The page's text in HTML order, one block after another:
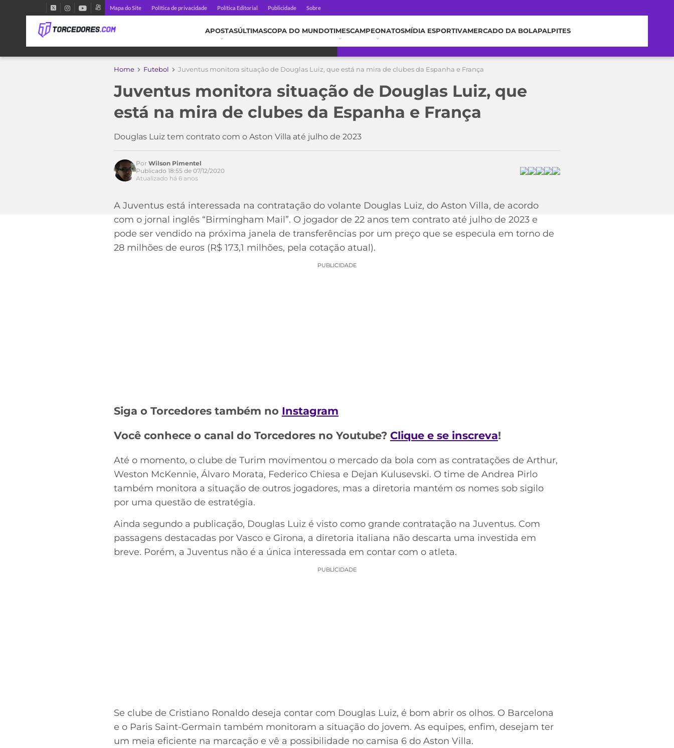
Mapa do Site Política de privacidade Política Editorial Publicidade Sobre
APOSTASÚLTIMASCOPA DO MUNDOTIMESCAMPEONATOSMÍDIA ESPORTIVAMERCADO DA BOLAPALPITES
Home Futebol Juventus monitora situação de Douglas Luiz, que está na mira de clubes da Espanha e França
Juventus monitora situação de Douglas Luiz, que
está na mira de clubes da Espanha e França
Douglas Luiz tem contrato com o Aston Villa até julho de 2023
Acesse o perfil do autor
Por Wilson Pimentel
Publicado 18:55 de 07/12/2020
Atualizado há 6 anos
A Juventus está interessada na contratação do volante Douglas Luiz, do Aston Villa, de acordo
com o jornal inglês “Birmingham Mail”. O jogador de 22 anos tem contrato até julho de 2023 e
pode ser vendido na próxima janela de transferências por um preço que se especula em torno de
28 milhões de euros (R$ 173,1 milhões, pela cotação atual).
PUBLICIDADE
Siga o Torcedores também no Instagram
Você conhece o canal do Torcedores no Youtube? Clique e se inscreva!
Até o momento, o clube de Turim movimentou o mercado da bola com as contratações de Arthur,
Weston McKennie, Álvaro Morata, Federico Chiesa e Dejan Kulusevski. O time de Andrea Pirlo
também monitora a situação de outros jogadores, mas a diretoria mantém os nomes sob sigilo
por uma questão de estratégia.
Ainda segundo a publicação, Douglas Luiz é visto como grande contratação na Juventus. Com
passagens destacadas por Vasco e Girona, a diretoria italiana não descarta uma investida em
breve. Porém, a Juventus não é a única interessada em contar com o atleta.
PUBLICIDADE
Se clube de Cristiano Ronaldo deseja contar com Douglas Luiz, é bom abrir os olhos. O Barcelona
e o Paris Saint-Germain também monitoram a situação do jovem. As equipes, enfim, desejam ter
um meia eficiente na marcação e vê a possibilidade no camisa 6 do Aston Villa.